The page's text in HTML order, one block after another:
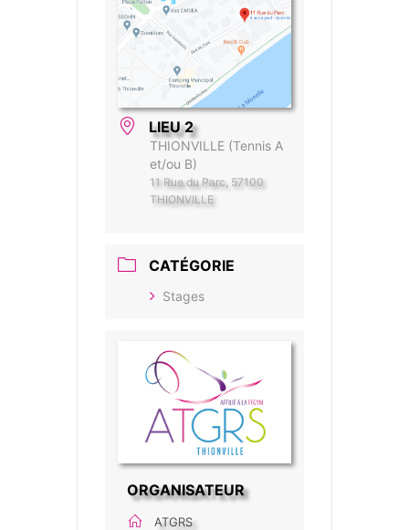
LIEU 2
THIONVILLE (Tennis A
et/ou B)
11 Rue du Parc, 57100
THIONVILLE
CATÉGORIE
Stages
ORGANISATEUR
ATGRS